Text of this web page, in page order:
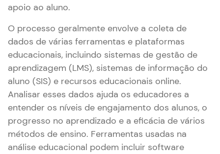
apoio ao aluno.
O processo geralmente envolve a coleta de
dados de várias ferramentas e plataformas
educacionais, incluindo sistemas de gestão de
aprendizagem (LMS), sistemas de informação do
aluno (SIS) e recursos educacionais online.
Analisar esses dados ajuda os educadores a
entender os níveis de engajamento dos alunos, o
progresso no aprendizado e a eficácia de vários
métodos de ensino. Ferramentas usadas na
análise educacional podem incluir software